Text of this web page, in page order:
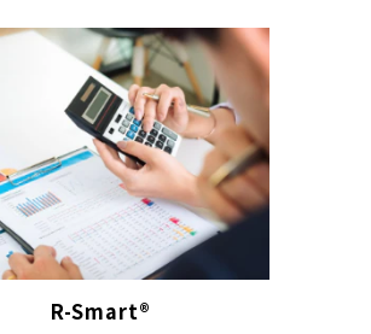
R-Smart®